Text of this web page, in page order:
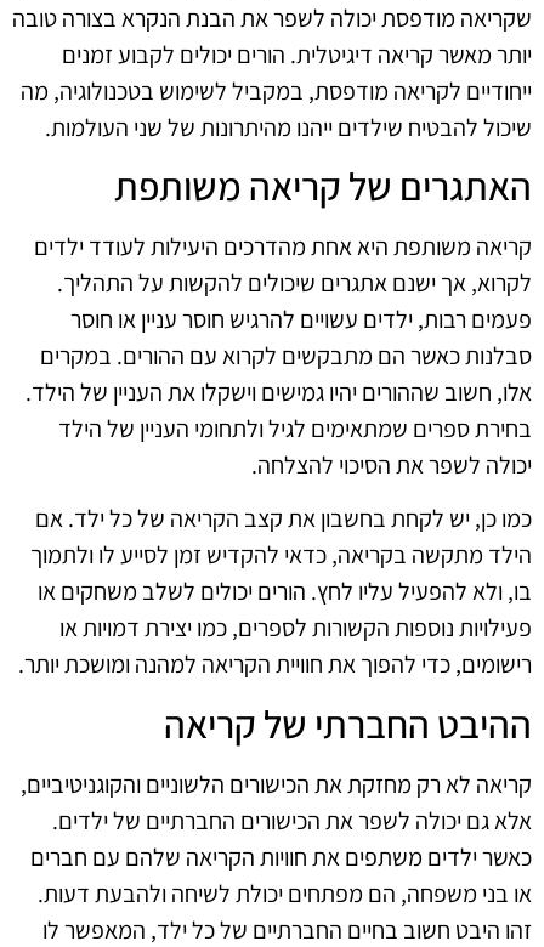
שקריאה מודפסת יכולה לשפר את הבנת הנקרא בצורה טובה
יותר מאשר קריאה דיגיטלית. הורים יכולים לקבוע זמנים
ייחודיים לקריאה מודפסת, במקביל לשימוש בטכנולוגיה, מה
שיכול להבטיח שילדים ייהנו מהיתרונות של שני העולמות.
האתגרים של קריאה משותפת
קריאה משותפת היא אחת מהדרכים היעילות לעודד ילדים
לקרוא, אך ישנם אתגרים שיכולים להקשות על התהליך.
פעמים רבות, ילדים עשויים להרגיש חוסר עניין או חוסר
סבלנות כאשר הם מתבקשים לקרוא עם ההורים. במקרים
אלו, חשוב שההורים יהיו גמישים וישקלו את העניין של הילד.
בחירת ספרים שמתאימים לגיל ולתחומי העניין של הילד
יכולה לשפר את הסיכוי להצלחה.
כמו כן, יש לקחת בחשבון את קצב הקריאה של כל ילד. אם
הילד מתקשה בקריאה, כדאי להקדיש זמן לסייע לו ולתמוך
בו, ולא להפעיל עליו לחץ. הורים יכולים לשלב משחקים או
פעילויות נוספות הקשורות לספרים, כמו יצירת דמויות או
רישומים, כדי להפוך את חוויית הקריאה למהנה ומושכת יותר.
ההיבט החברתי של קריאה
קריאה לא רק מחזקת את הכישורים הלשוניים והקוגניטיביים,
אלא גם יכולה לשפר את הכישורים החברתיים של ילדים.
כאשר ילדים משתפים את חוויות הקריאה שלהם עם חברים
או בני משפחה, הם מפתחים יכולת לשיחה ולהבעת דעות.
זהו היבט חשוב בחיים החברתיים של כל ילד, המאפשר לו